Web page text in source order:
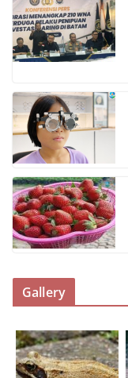
Gallery